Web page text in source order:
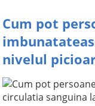
Cum pot
nivelul